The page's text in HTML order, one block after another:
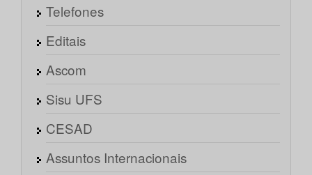
Telefones
Editais
Ascom
Sisu UFS
CESAD
Assuntos Internacionais